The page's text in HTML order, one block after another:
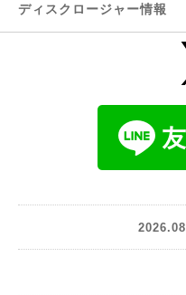
ディスクロージャー情報